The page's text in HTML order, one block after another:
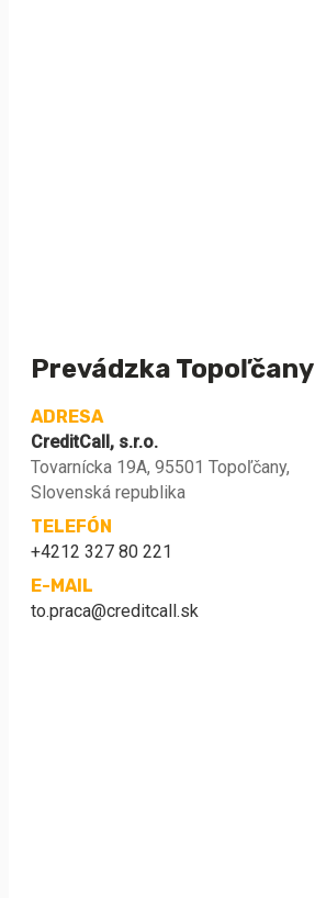
Prevádzka Topoľčany
ADRESA
CreditCall, s.r.o.
Tovarnícka 19A, 95501 Topoľčany,
Slovenská republika
TELEFÓN
+4212 327 80 221
E-MAIL
to.praca@creditcall.sk